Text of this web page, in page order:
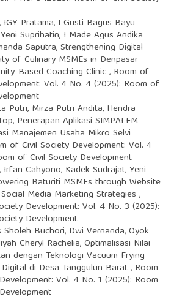
IGY Pratama, I Gusti Bagus Bayu
Suprihatin, I Made Agus Andika
Saputra,Strengthening Digital
of Culinary MSMEs in Denpasar
Based Coaching Clinic, Room of
Vol. 4 No. 4 (2025): Room of
Putri, Mirza Putri Andita, Hendra
Penerapan Aplikasi SIMPALEM
Manajemen Usaha Mikro Selvi
of Civil Society Development: Vol. 4
of Civil Society Development
Irfan Cahyono, Kadek Sudrajat, Yeni
Baturiti MSMEs through Website
Media Marketing Strategies ,
Development: Vol. 4 No. 3 (2025):
Development
Sholeh Buchori, Dwi Vernanda, Oyok
Cheryl Rachelia,Optimalisasi Nilai
dengan Teknologi Vacuum Frying
di Desa Tanggulun Barat, Room
Vol. 4 No. 1 (2025): Room